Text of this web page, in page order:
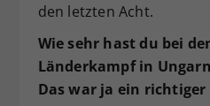
den letzten Acht.
Wie sehr hast du bei
Länderkampf in
Das war ja ein